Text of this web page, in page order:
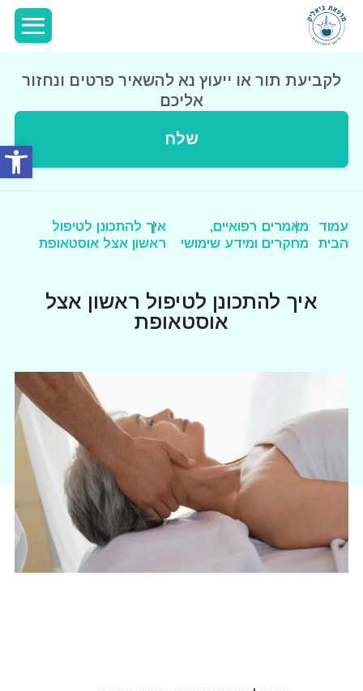
לקביעת תור או ייעוץ נא להשאיר פרטים ונחזור
אליכם
שלח
עמוד
הבית
מאמרים רפואיים,
מחקרים ומידע שימושי
איך להתכונן לטיפול
ראשון אצל אוסטאופת
איך להתכונן לטיפול ראשון אצל
אוסטאופת
פתח